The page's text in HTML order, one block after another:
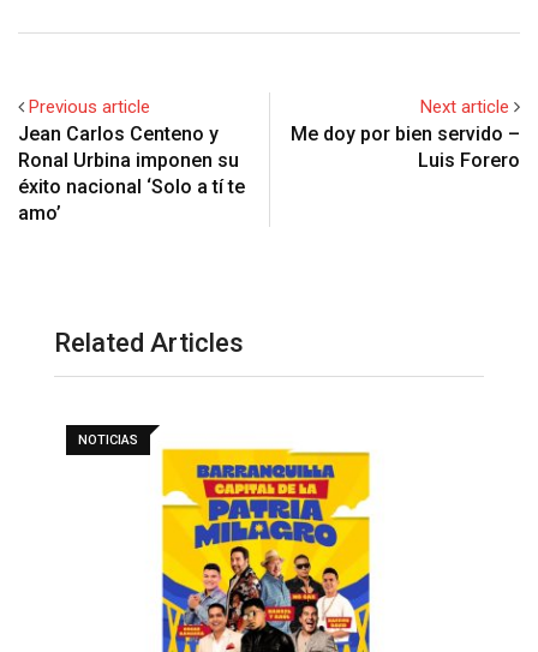
Previous article
Jean Carlos Centeno y
Ronal Urbina imponen su
éxito nacional ‘Solo a tí te
amo’
Next article
Me doy por bien servido –
Luis Forero
Related Articles
NOTICIAS